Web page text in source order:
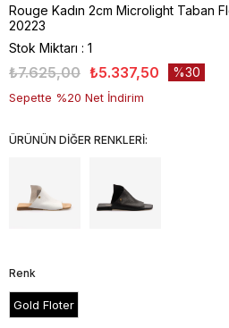
Rouge Kadın 2cm Microlight Taban
20223
Stok Miktarı : 1
₺7.625,00 ₺5.337,50 30
Sepette %20 Net İndirim
ÜRÜNÜN DİĞER RENKLERİ:
Renk
Gold Floter